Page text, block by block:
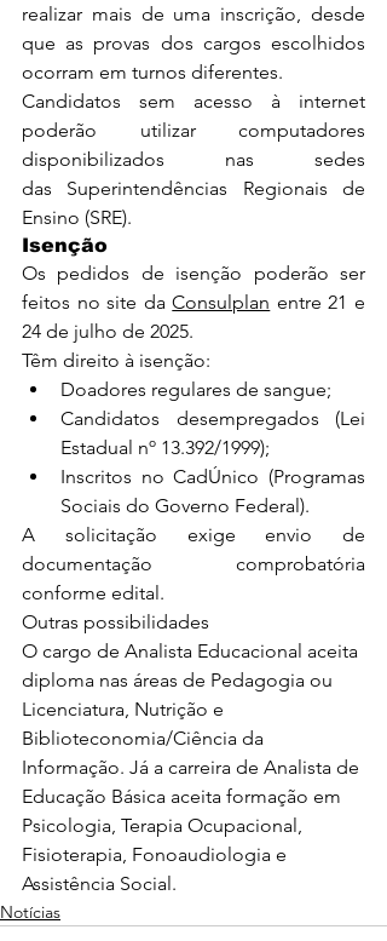
realizar mais de uma inscrição, desde
que as provas dos cargos escolhidos
ocorram em turnos diferentes.
Candidatos sem acesso à internet
poderão utilizar computadores
disponibilizados nas sedes
das Superintendências Regionais de
Ensino (SRE).
Isenção
Os pedidos de isenção poderão ser
feitos no site da Consulplan entre 21 e
24 de julho de 2025.
Têm direito à isenção:
Doadores regulares de sangue;
Candidatos desempregados (Lei
Estadual nº 13.392/1999);
Inscritos no CadÚnico (Programas
Sociais do Governo Federal).
A solicitação exige envio de
documentação comprobatória
conforme edital.
Outras possibilidades
O cargo de Analista Educacional aceita
diploma nas áreas de Pedagogia ou
Licenciatura, Nutrição e
Biblioteconomia/Ciência da
Informação. Já a carreira de Analista de
Educação Básica aceita formação em
Psicologia, Terapia Ocupacional,
Fisioterapia, Fonoaudiologia e
Assistência Social.
Notícias